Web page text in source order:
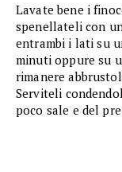
Lavate bene i
spenellateli con
entrambi i lati su
minuti oppure su
rimanere
Serviteli
poco sale e del